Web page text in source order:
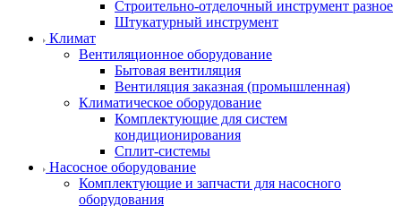
Строительно-отделочный инструмент разное
Штукатурный инструмент
Климат
Вентиляционное оборудование
Бытовая вентиляция
Вентиляция заказная (промышленная)
Климатическое оборудование
Комплектующие для систем
кондиционирования
Сплит-системы
Насосное оборудование
Комплектующие и запчасти для насосного
оборудования